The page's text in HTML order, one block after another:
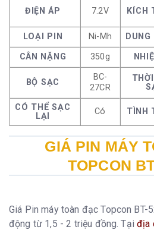
ĐIỆN ÁP 7.2V KÍCH
LOẠI PIN
Ni-Mh DUNG
CÂN NẶNG
350g
BỘ SẠC
BC-
27CR
CÓ THỂ SẠC
LẠI
Có TÌNH
GIÁ PIN MÁY
TOPCON
Giá Pin máy toàn đạc Topcon BT-
động từ 1,5 - 2 triệu đồng. Tạiđịa